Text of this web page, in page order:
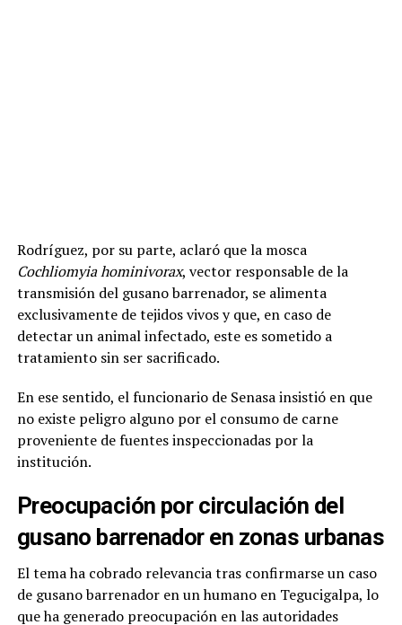
Rodríguez, por su parte, aclaró que la mosca
Cochliomyia hominivorax, vector responsable de la
transmisión del gusano barrenador, se alimenta
exclusivamente de tejidos vivos y que, en caso de
detectar un animal infectado, este es sometido a
tratamiento sin ser sacrificado.
En ese sentido, el funcionario de Senasa insistió en que
no existe peligro alguno por el consumo de carne
proveniente de fuentes inspeccionadas por la
institución.
Preocupación por circulación del
gusano barrenador en zonas urbanas
El tema ha cobrado relevancia tras confirmarse un caso
de gusano barrenador en un humano en Tegucigalpa, lo
que ha generado preocupación en las autoridades